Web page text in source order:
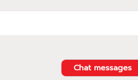
Chat messages